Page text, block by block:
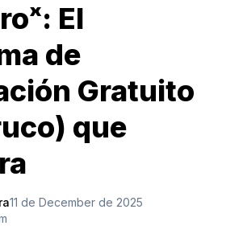
El
de
Gratuito
que
11 de December de 2025